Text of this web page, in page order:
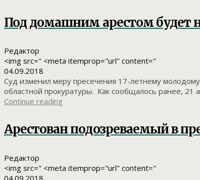
Под домашним арестом будет
Редактор
<img src=" <meta itemprop="url" content="
04.09.2018
Суд изменил меру пресечения 17-летнему
областной прокуратуры. Как сообщалось ранее, 21
Continue reading
Арестован подозреваемый в
Редактор
<img src=" <meta itemprop="url" content="